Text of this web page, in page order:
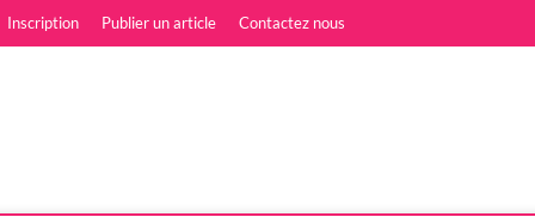
Inscription Publier un article Contactez nous